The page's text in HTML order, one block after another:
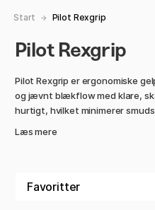
Start Pilot Rexgrip
Pilot Rexgrip
Pilot Rexgrip er ergonomiske
og jævnt blækflow med klare,
hurtigt, hvilket minimerer
tilbyder vi også Pilot Rexgrip
Læs mere